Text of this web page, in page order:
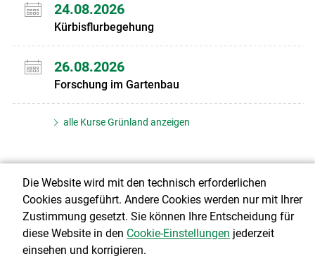
24.08.2026
Kürbisflurbegehung
26.08.2026
Forschung im Gartenbau
alle Kurse Grünland anzeigen
Über uns
Die Website wird mit den technisch erforderlichen
Cookies ausgeführt. Andere Cookies werden nur mit Ihrer
Zustimmung gesetzt. Sie können Ihre Entscheidung für
diese Website in den Cookie-Einstellungen jederzeit
einsehen und korrigieren.